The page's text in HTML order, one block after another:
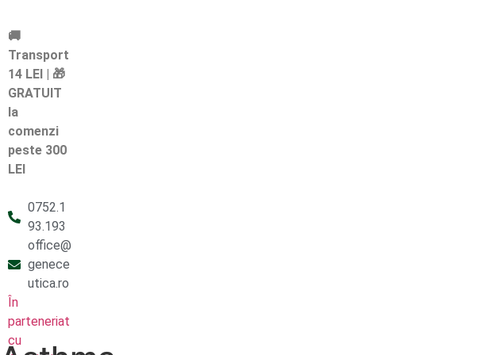
🚚
Transport
14 LEI | 🎁
GRATUIT
la
comenzi
peste 300
LEI
0752.1
93.193
office@
genece
utica.ro
În
parteneriat
cu